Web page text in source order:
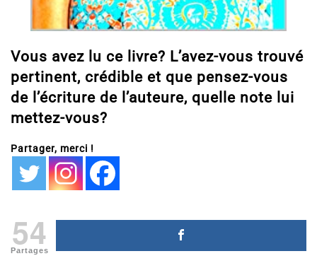
Vous avez lu ce livre? L’avez-vous trouvé
pertinent, crédible et que pensez-vous
de l’écriture de l’auteure, quelle note lui
mettez-vous?
Partager, merci !
54
Partages